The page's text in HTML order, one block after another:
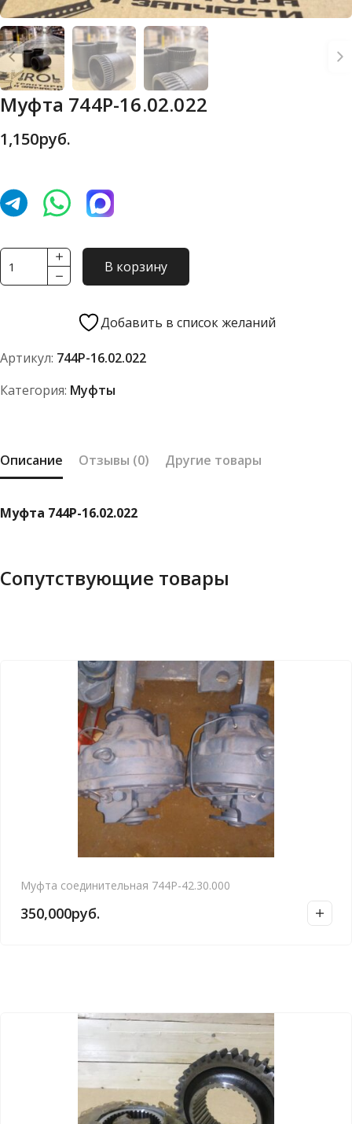
Муфта 744Р-16.02.022
1,150руб.
Количество
товара
744Р-16.02.022
В корзину
Добавить в список желаний
Артикул: 744Р-16.02.022
Категория: Муфты
Описание Отзывы (0) Другие товары
Муфта 744Р-16.02.022
Сопутствующие товары
Муфта соединительная 744Р-42.30.000
350,000руб.